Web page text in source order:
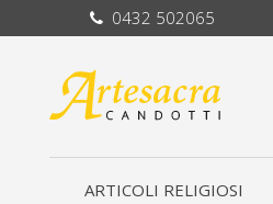
0432 502065
ARTICOLI RELIGIOSI